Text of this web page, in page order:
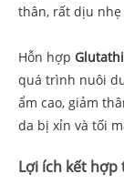
thân, rất dịu
Hỗn hợp
quá trình nuôi
ẩm cao, giảm
da bị xỉn và tối
Lợi ích kết hợp